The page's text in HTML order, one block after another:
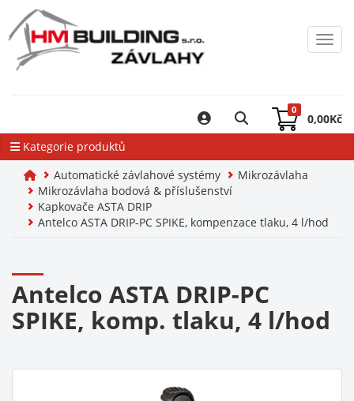
0
0,00Kč
Kategorie produktů
Automatické závlahové systémy
Mikrozávlaha
Mikrozávlaha bodová & příslušenství
Kapkovače ASTA DRIP
Antelco ASTA DRIP-PC SPIKE, kompenzace tlaku, 4 l/hod
Antelco ASTA DRIP-PC
SPIKE, komp. tlaku, 4 l/hod